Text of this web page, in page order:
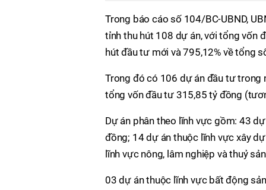
Trong báo cáo số 104/BC-UBND,
tỉnh thu hút 108 dự án, với tổng vốn
hút đầu tư mới và 795,12% về tổng
Trong đó có 106 dự án đầu tư trong
tổng vốn đầu tư 315,85 tỷ đồng
Dự án phân theo lĩnh vực gồm: 43
đồng; 14 dự án thuộc lĩnh vực xây
lĩnh vực nông, lâm nghiệp và thuỷ
03 dự án thuộc lĩnh vực bất động